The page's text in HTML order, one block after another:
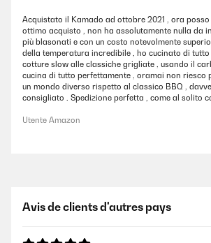
Acquistato il Kamado ad ottobre 2021 , ora
ottimo acquisto , non ha assolutamente nulla da
più blasonati e con un costo notevolmente
della temperatura incredibile , ho cucinato di tutto
cotture slow alle classiche grigliate , usando il
cucina di tutto perfettamente , oramai non riesco
un mondo diverso rispetto al classico BBQ ,
consigliato . Spedizione perfetta , come al solito
Utente Amazon
Avis de clients d'autres pays